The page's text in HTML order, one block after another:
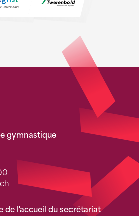
gymnastique
de l'accueil du secrétariat